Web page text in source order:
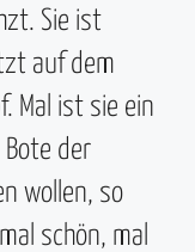
Sie ist
auf dem
Mal ist sie ein
der
wollen, so
schön, mal